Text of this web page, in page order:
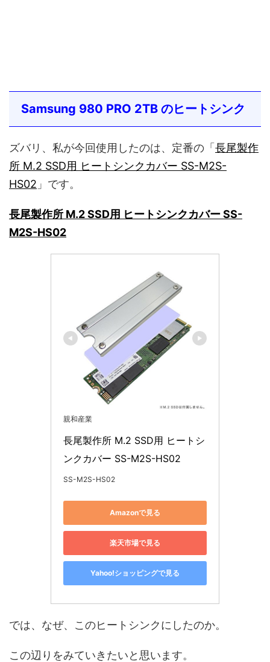
Samsung 980 PRO 2TB のヒートシンク
ズバリ、私が今回使用したのは、定番の「長尾製作
所 M.2 SSD用 ヒートシンクカバー SS-M2S-
HS02 」です。
長尾製作所 M.2 SSD用 ヒートシンクカバー SS-
M2S-HS02
親和産業
長尾製作所 M.2 SSD用 ヒートシ
ンクカバー SS-M2S-HS02
SS-M2S-HS02
Amazonで見る
楽天市場で見る
Yahoo!ショッピングで見る
では、なぜ、このヒートシンクにしたのか。
この辺りをみていきたいと思います。